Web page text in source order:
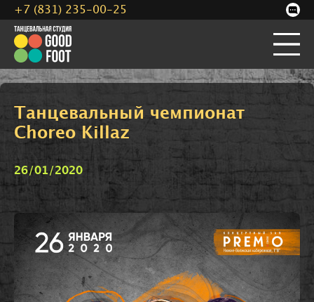
Танцевальный чемпионат
Choreo Killaz
26/01/2020
+7 (831) 235-00-25